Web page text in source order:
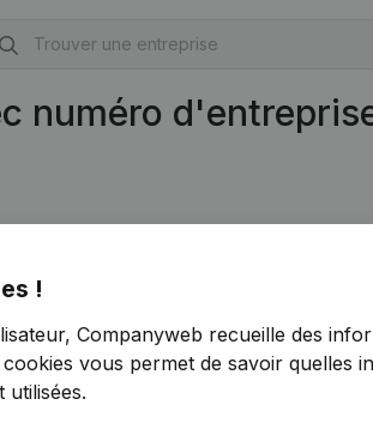
numéro
!
Companyweb recueille des
vous permet de savoir quelles